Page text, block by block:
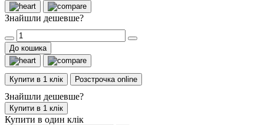
Знайшли дешевше?
До кошика
Купити в 1 клік Розстрочка online
Знайшли дешевше?
Купити в 1 клік
Купити в один клік